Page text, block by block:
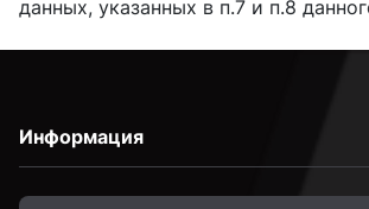
данных, указанных в п.7 и п.8
Информация